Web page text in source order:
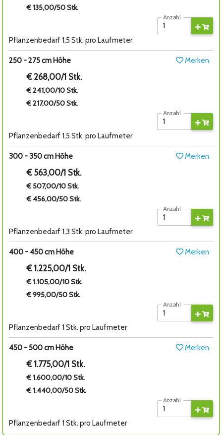
€ 135,00/50 Stk.
Anzahl
Pflanzenbedarf 1,5 Stk. pro Laufmeter
250 - 275 cm Höhe Merken
€ 268,00/1 Stk.
€ 241,00/10 Stk.
€ 217,00/50 Stk.
Anzahl
Pflanzenbedarf 1,5 Stk. pro Laufmeter
300 - 350 cm Höhe Merken
€ 563,00/1 Stk.
€ 507,00/10 Stk.
€ 456,00/50 Stk.
Anzahl
Pflanzenbedarf 1,3 Stk. pro Laufmeter
400 - 450 cm Höhe Merken
€ 1.225,00/1 Stk.
€ 1.105,00/10 Stk.
€ 995,00/50 Stk.
Anzahl
Pflanzenbedarf 1 Stk. pro Laufmeter
450 - 500 cm Höhe Merken
€ 1.775,00/1 Stk.
€ 1.600,00/10 Stk.
€ 1.440,00/50 Stk.
Anzahl
Pflanzenbedarf 1 Stk. pro Laufmeter